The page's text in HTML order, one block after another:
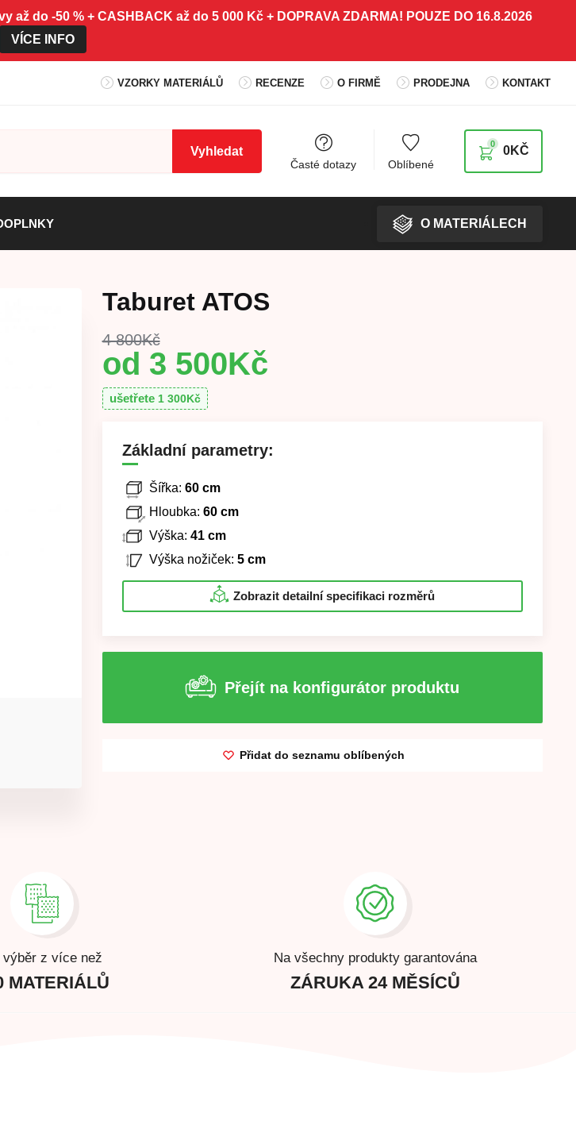
do -50 % + CASHBACK až do 5 000 Kč + DOPRAVA ZDARMA! POUZE DO 16.8.2026
VÍCE INFO
VZORKY MATERIÁLŮ RECENZE O FIRMĚ PRODEJNA KONTAKT
Vyhledat
Časté dotazy Oblíbené
0KČ
0
O MATERIÁLECH
Taburet ATOS
4 800Kč
3 500Kč
ušetřete 1 300Kč
Základní parametry:
Šířka: 60 cm
Hloubka: 60 cm
Výška: 41 cm
Výška nožiček: 5 cm
Zobrazit detailní specifikaci rozměrů
Přejít na konfigurátor produktu
Přidat do seznamu oblíbených
výběr z více než
MATERIÁLŮ
Na všechny produkty garantována
ZÁRUKA 24 MĚSÍCŮ